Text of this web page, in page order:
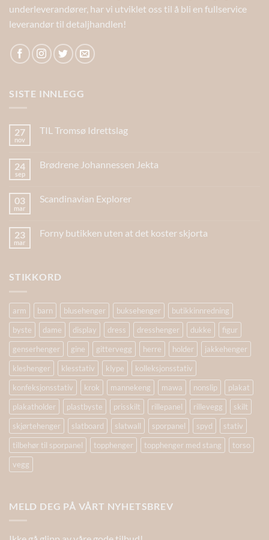
underleverandører, har vi utviklet oss til å bli en fullservice
leverandør til detaljhandlen!
SISTE INNLEGG
27
nov
TIL Tromsø Idrettslag
24
sep
Brødrene Johannessen Jekta
03
mar
Scandinavian Explorer
23
mar
Forny butikken uten at det koster skjorta
STIKKORD
arm barn blusehenger buksehenger
butikkinnredning
byste
dame display dress dresshenger dukke
figur
genserhenger
gine gittervegg herre holder
jakkehenger
kleshenger
klesstativ klype
kolleksjonsstativ
konfeksjonsstativ
krok mannekeng mawa nonslip
plakat
plakatholder
plastbyste prisskilt rillepanel rillevegg
skilt
skjørtehenger
slatboard slatwall sporpanel spyd
stativ
tilbehør til sporpanel
topphenger topphenger med stang
torso
vegg
MELD DEG PÅ VÅRT NYHETSBREV